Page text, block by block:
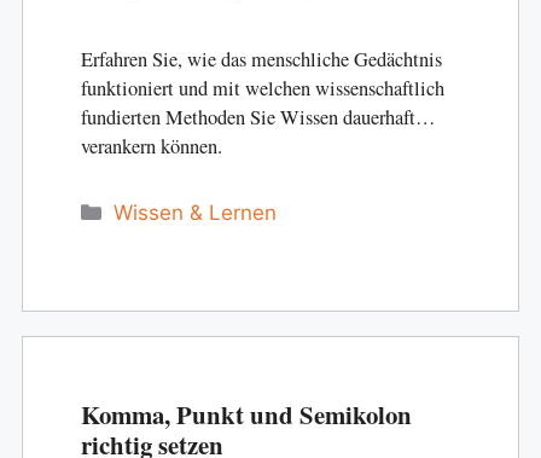
Erfahren Sie, wie das menschliche Gedächtnis
funktioniert und mit welchen wissenschaftlich
fundierten Methoden Sie Wissen dauerhaft
verankern können.
Categories
Wissen & Lernen
Komma, Punkt und Semikolon
richtig setzen